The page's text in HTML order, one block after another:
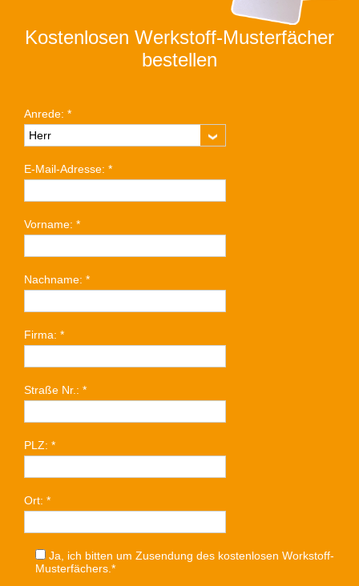
Kostenlosen Werkstoff-Musterfächer
bestellen
Anrede: *
E-Mail-Adresse: *
Vorname: *
Nachname: *
Firma: *
Straße Nr.: *
PLZ: *
Ort: *
Ja, ich bitten um Zusendung des kostenlosen Workstoff-
Musterfächers.*